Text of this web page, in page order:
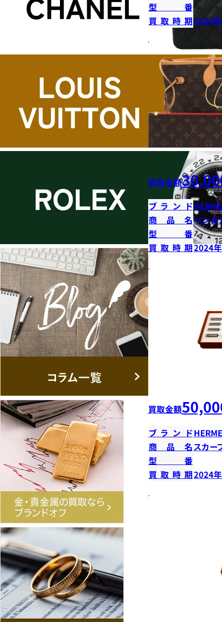
型番
買取時期2024
買取金額
ブランド
商品名ペン
型番
買取時期2024
買取金額
ブランド
商品名スカー
型番
買取時期2024